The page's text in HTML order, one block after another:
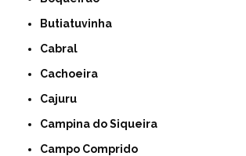
Butiatuvinha
Cabral
Cachoeira
Cajuru
Campina do Siqueira
Campo Comprido